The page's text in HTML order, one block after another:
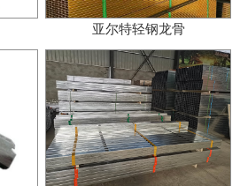
亚尔特轻钢龙骨